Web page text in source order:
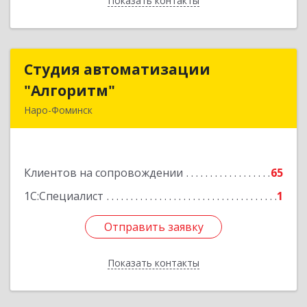
Студия автоматизации
"Алгоритм"
Наро-Фоминск
Клиентов на сопровождении
65
1С:Специалист
1
Отправить заявку
Показать контакты
Студия автоматизации
Подробнее
Отправить заявку
Назад